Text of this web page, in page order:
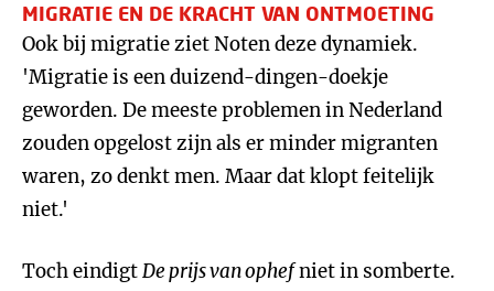
MIGRATIE EN DE KRACHT VAN ONTMOETING
Ook bij migratie ziet Noten deze dynamiek.
'Migratie is een duizend-dingen-doekje
geworden. De meeste problemen in Nederland
zouden opgelost zijn als er minder migranten
waren, zo denkt men. Maar dat klopt feitelijk
niet.'
Toch eindigtDe prijs van ophefniet in somberte.